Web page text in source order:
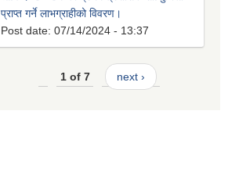
प्राप्त गर्ने लाभग्राहीको विवरण।
Post date: 07/14/2024 - 13:37
1 of 7 next ›